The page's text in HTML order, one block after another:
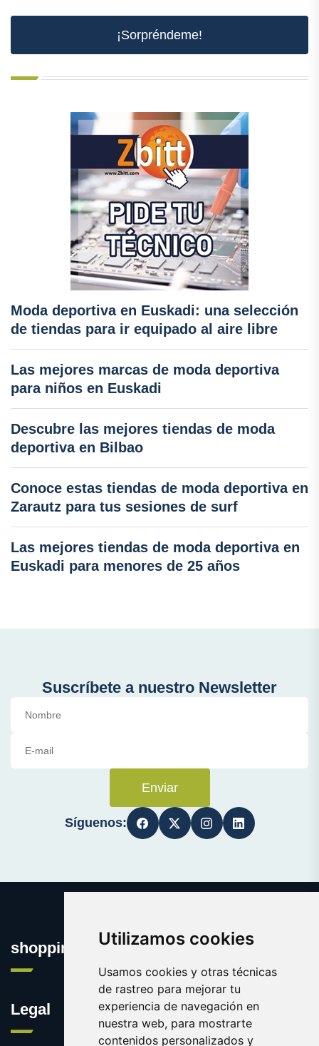
Utilizamos cookies
Usamos cookies y otras técnicas
de rastreo para mejorar tu
experiencia de navegación en
nuestra web, para mostrarte
contenidos personalizados y
¡Sorpréndeme!
Moda deportiva en Euskadi: una selección
de tiendas para ir equipado al aire libre
Las mejores marcas de moda deportiva
para niños en Euskadi
Descubre las mejores tiendas de moda
deportiva en Bilbao
Conoce estas tiendas de moda deportiva en
Zarautz para tus sesiones de surf
Las mejores tiendas de moda deportiva en
Euskadi para menores de 25 años
Suscríbete a nuestro Newsletter
Enviar
Síguenos:
shopping.eus
Legal